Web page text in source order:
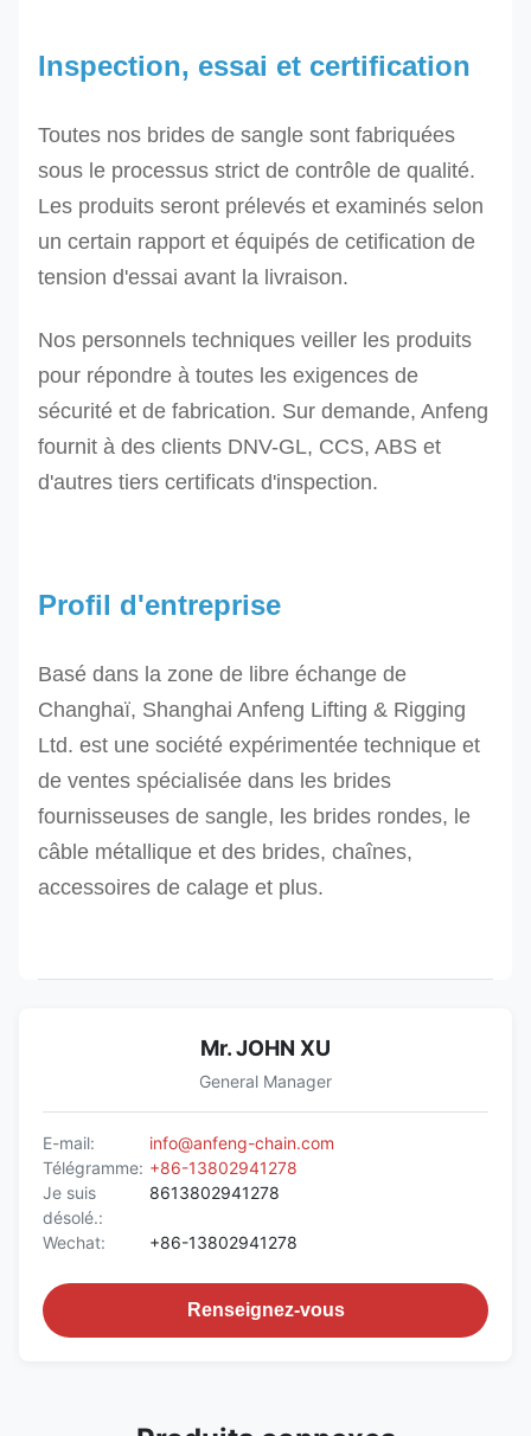
Inspection, essai et certification
Toutes nos brides de sangle sont fabriquées
sous le processus strict de contrôle de qualité.
Les produits seront prélevés et examinés selon
un certain rapport et équipés de cetification de
tension d'essai avant la livraison.
Nos personnels techniques veiller les produits
pour répondre à toutes les exigences de
sécurité et de fabrication. Sur demande, Anfeng
fournit à des clients DNV-GL, CCS, ABS et
d'autres tiers certificats d'inspection.
Profil d'entreprise
Basé dans la zone de libre échange de
Changhaï, Shanghai Anfeng Lifting & Rigging
Ltd. est une société expérimentée technique et
de ventes spécialisée dans les brides
fournisseuses de sangle, les brides rondes, le
câble métallique et des brides, chaînes,
accessoires de calage et plus.
Mr. JOHN XU
General Manager
E-mail:
info@anfeng-chain.com
Télégramme: +86-13802941278
Je suis
désolé.:
8613802941278
Wechat: +86-13802941278
Renseignez-vous